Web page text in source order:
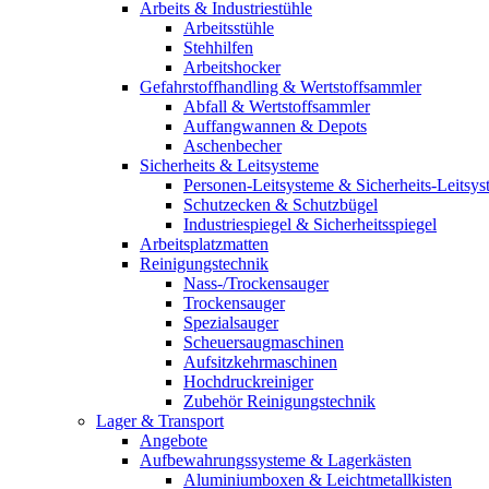
Arbeits & Industriestühle
Arbeitsstühle
Stehhilfen
Arbeitshocker
Gefahrstoffhandling & Wertstoffsammler
Abfall & Wertstoffsammler
Auffangwannen & Depots
Aschenbecher
Sicherheits & Leitsysteme
Personen-Leitsysteme & Sicherheits-
Schutzecken & Schutzbügel
Industriespiegel & Sicherheitsspiegel
Arbeitsplatzmatten
Reinigungstechnik
Nass-/Trockensauger
Trockensauger
Spezialsauger
Scheuersaugmaschinen
Aufsitzkehrmaschinen
Hochdruckreiniger
Zubehör Reinigungstechnik
Lager & Transport
Angebote
Aufbewahrungssysteme & Lagerkästen
Aluminiumboxen & Leichtmetallkisten